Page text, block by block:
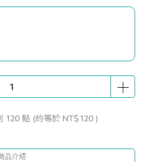
120 點 (約等於 NT$120 )
品介紹